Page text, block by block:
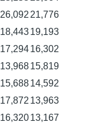
26,092 21,776
18,44319,193
17,29416,302
13,96815,819
15,68814,592
17,872 13,963
16,32013,167